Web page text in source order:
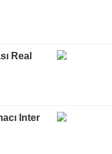
Real
Inter